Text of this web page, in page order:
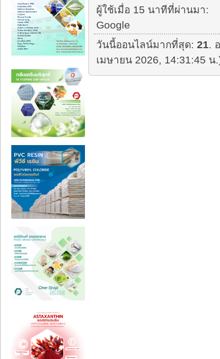
ผู้ใช้เมื่อ 15 นาทีที่ผ่านมา:
Google
วันนี้ออนไลน์มากที่สุด:21.
เมษายน 2026, 14:31:45 น